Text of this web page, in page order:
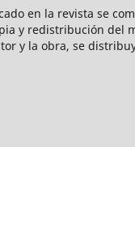
en la revista se
y redistribución del
y la obra, se